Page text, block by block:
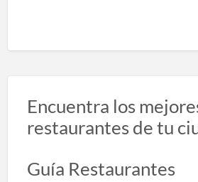
Encuentra los
restaurantes de tu
Guía Restaurantes